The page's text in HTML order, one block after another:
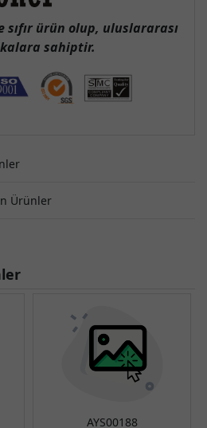
sıfır ürün olup, uluslararası
sahiptir.
Ürünler
AYS00188